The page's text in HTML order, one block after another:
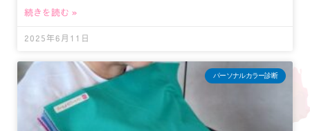
続きを読む »
2025年6月11日
パーソナルカラー診断